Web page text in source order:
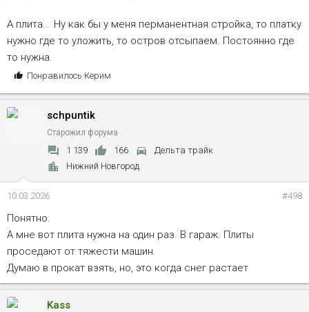
А плита... Ну как бы у меня перманентная стройка, то платку
нужно где то уложить, то остров отсыпаем. Постоянно где
то нужна.
С
м
Понравилось Керим
schpuntik
Старожил форума
1 139 166
Дельта трайк
Нижний Новгород
10.03.2026 #498
Понятно.
А мне вот плита нужна на один раз. В гараж. Плиты
проседают от тяжести машин.
Думаю в прокат взять, но, это когда снег растает
Kass